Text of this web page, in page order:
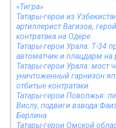
«Тигра»
Татары-герои из
артиллерист Вагизов,
контратака на Одере
Татары-герои Урала: Т-34
автоматчик и плацдарм на
Татары-герои Урала: мост
уничтоженный гарнизон
отбитые контратаки
Татары-герои Поволжья:
Вислу, подвиги взвода
Берлина
Татары-герои Омской